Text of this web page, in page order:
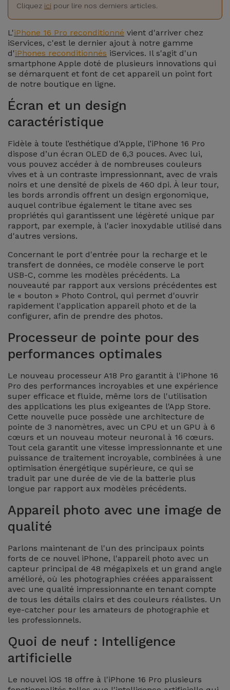
Samsung
Xiaomi
Huawei
OnePlus
Google
Dyson
TCL
Autres
Marques
Voir
tout
Apple Watch
Reconditionnés
Samsungs
Reconditionnés
iMacs
Reconditionnés
Consoles de
Jeux
Reconditionnées
Voir
tout
Coques et
Protections
d'Écran
Externes
Ecouteurs
et
Enceintes
Montres
Connectées
et
Bracelets
Chaînes
de
Téléphone
Gadgets
et
Maison
Portefeuilles,
Étuis et Sacs
Traceurs et
Accessoires
Auto et
Vélo
Accessoires
d'ordinateur
Accessoires
iPad et
Tablette
Kids
tout
Cliquez ici pour lire nos derniers articles.
L'iPhone 16 Pro reconditionné vient d'arriver chez
iServices, c'est le dernier ajout à notre gamme
d'iPhones reconditionnés iServices. Il s'agit d'un
smartphone Apple doté de plusieurs innovations qui
se démarquent et font de cet appareil un point fort
de notre boutique en ligne.
Écran et un design
caractéristique
Fidèle à toute l’esthétique d’Apple, l’iPhone 16 Pro
dispose d’un écran OLED de 6,3 pouces. Avec lui,
vous pouvez accéder à de nombreuses couleurs
vives et à un contraste impressionnant, avec de vrais
noirs et une densité de pixels de 460 dpi. À leur tour,
les bords arrondis offrent un design ergonomique,
auquel contribue également le titane avec ses
propriétés qui garantissent une légèreté unique par
rapport, par exemple, à l'acier inoxydable utilisé dans
d'autres versions.
Concernant le port d'entrée pour la recharge et le
transfert de données, ce modèle conserve le port
USB-C, comme les modèles précédents. La
nouveauté par rapport aux versions précédentes est
le « bouton » Photo Control, qui permet d'ouvrir
rapidement l'application appareil photo et de la
configurer, afin de prendre des photos.
Processeur de pointe pour des
performances optimales
Le nouveau processeur A18 Pro garantit à l'iPhone 16
Pro des performances incroyables et une expérience
super efficace et fluide, même lors de l'utilisation
des applications les plus exigeantes de l'App Store.
Cette nouvelle puce possède une architecture de
pointe de 3 nanomètres, avec un CPU et un GPU à 6
cœurs et un nouveau moteur neuronal à 16 cœurs.
Tout cela garantit une vitesse impressionnante et une
puissance de traitement incroyable, combinées à une
optimisation énergétique supérieure, ce qui se
traduit par une durée de vie de la batterie plus
longue par rapport aux modèles précédents.
Appareil photo avec une image de
qualité
Parlons maintenant de l'un des principaux points
forts de ce nouvel iPhone, l'appareil photo avec un
capteur principal de 48 mégapixels et un grand angle
amélioré, où les photographies créées apparaissent
avec une qualité impressionnante en tenant compte
de tous les détails clairs et des couleurs réalistes. Un
eye-catcher pour les amateurs de photographie et
les professionnels.
Quoi de neuf : Intelligence
artificielle
Le nouvel iOS 18 offre à l'iPhone 16 Pro plusieurs